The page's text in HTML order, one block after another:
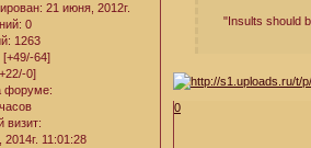
: 21 июня, 2012г.
0
1263
[+49/-64]
0]
форуме:
визит:
2014г. 11:01:28
"Insults should
0